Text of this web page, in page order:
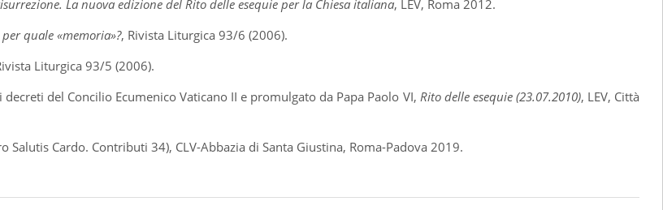
La nuova edizione del Rito delle esequie per la Chiesa italiana, LEV, Roma 2012.
quale «memoria»?, Rivista Liturgica 93/6 (2006).
Liturgica 93/5 (2006).
del Concilio Ecumenico Vaticano II e promulgato da Papa Paolo VI, Rito delle esequie (23.07.2010), LEV, Città
Salutis Cardo. Contributi 34), CLV-Abbazia di Santa Giustina, Roma-Padova 2019.